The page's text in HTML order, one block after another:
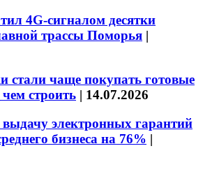
4G-сигналом десятки
трассы Поморья |
стали чаще покупать готовые
строить | 14.07.2026
электронных гарантий
бизнеса на 76% |